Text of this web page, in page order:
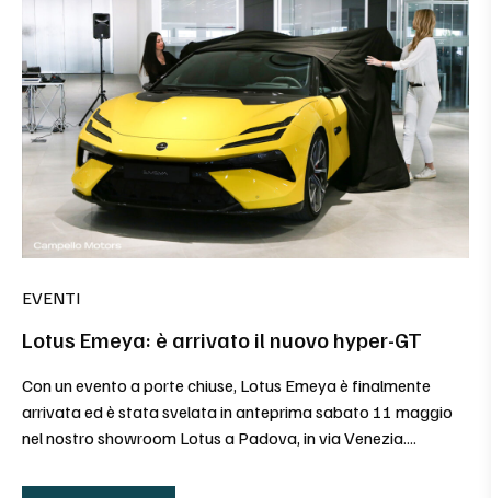
EVENTI
Lotus Emeya: è arrivato il nuovo hyper-GT
Con un evento a porte chiuse, Lotus Emeya è finalmente
arrivata ed è stata svelata in anteprima sabato 11 maggio
nel nostro showroom Lotus a Padova, in via Venezia....